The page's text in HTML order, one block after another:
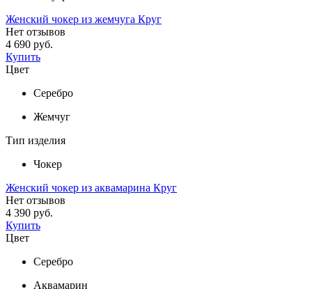
Женский чокер из жемчуга Круг
Нет отзывов
4 690 руб.
Купить
Цвет
Серебро
Жемчуг
Тип изделия
Чокер
Женский чокер из аквамарина Круг
Нет отзывов
4 390 руб.
Купить
Цвет
Серебро
Аквамарин